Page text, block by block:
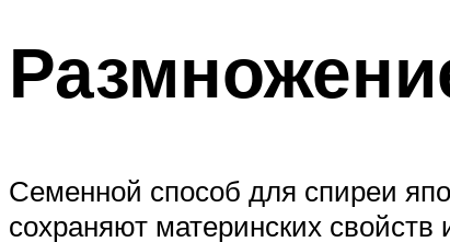
Семенной способ для спиреи
сохраняют материнских